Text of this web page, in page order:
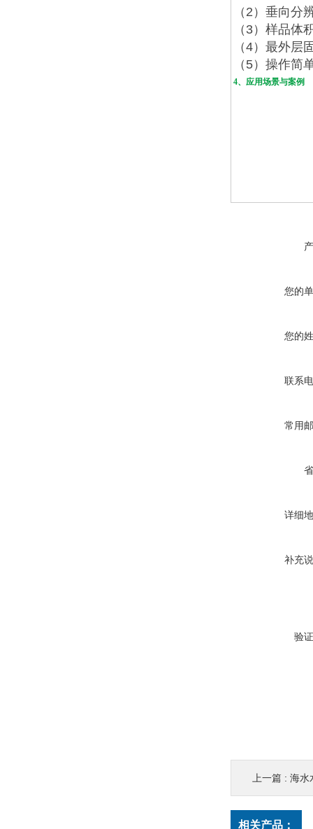
（ 2 ）垂向分
（ 3）样品体
（4）最外层
（ 5）操作简
4、应用场景与案例
您的
您的
联系
常用
详细
补充
验
上一篇 : 海水
相关产品：